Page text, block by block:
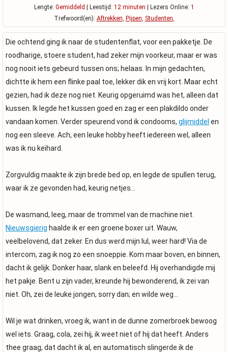
Lengte: Gemiddeld | Leestijd: 12 minuten | Lezers Online: 1
Trefwoord(en): Aftrekken, Pijpen, Studenten,
Die ochtend ging ik naar de studentenflat, voor een pakketje. De
roodharige, stoere student, had zeker mijn voorkeur, maar er was
nog nooit iets gebeurd tussen ons; helaas. In mijn gedachten,
dichtte ik hem een flinke paal toe, lekker dik en vrij kort. Maar echt
gezien, had ik deze nog niet. Keurig opgeruimd was het, alleen dat
kussen. Ik legde het kussen goed en zag er een plakdildo onder
vandaan komen. Verder speurend vond ik condooms, glijmiddel en
nog een sleeve. Ach, een leuke hobby heeft iedereen wel, alleen
was ik nu keihard.
Zorgvuldig maakte ik zijn brede bed op, en legde de spullen terug,
waar ik ze gevonden had, keurig netjes…
De wasmand, leeg, maar de trommel van de machine niet.
Nieuwsgierig haalde ik er een groene boxer uit. Wauw,
veelbelovend, dat zeker. En dus werd mijn lul, weer hard! Via de
intercom, zag ik nog zo een snoeppie. Kom maar boven, en binnen,
dacht ik gelijk. Donker haar, slank en beleefd. Hij overhandigde mij
het pakje. Bent u zijn vader, kreunde hij bewonderend, ik zei van
niet. Oh, zei de leuke jongen, sorry dan; en wilde weg…
Wil je wat drinken, vroeg ik, want in de dunne zomerbroek bewoog
wel iets. Graag, cola, zei hij, ik weet niet of hij dat heeft. Anders
thee graag, dat dacht ik al, en automatisch slingerde ik de